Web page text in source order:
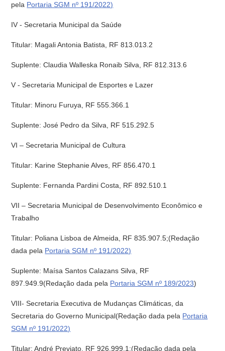
pela Portaria SGM nº 191/2022)
IV - Secretaria Municipal da Saúde
Titular: Magali Antonia Batista, RF 813.013.2
Suplente: Claudia Walleska Ronaib Silva, RF 812.313.6
V - Secretaria Municipal de Esportes e Lazer
Titular: Minoru Furuya, RF 555.366.1
Suplente: José Pedro da Silva, RF 515.292.5
VI – Secretaria Municipal de Cultura
Titular: Karine Stephanie Alves, RF 856.470.1
Suplente: Fernanda Pardini Costa, RF 892.510.1
VII – Secretaria Municipal de Desenvolvimento Econômico e
Trabalho
Titular: Poliana Lisboa de Almeida, RF 835.907.5;(Redação
dada pela Portaria SGM nº 191/2022)
Suplente: Maísa Santos Calazans Silva, RF
897.949.9(Redação dada pela Portaria SGM nº 189/2023)
VIII- Secretaria Executiva de Mudanças Climáticas, da
Secretaria do Governo Municipal(Redação dada pela Portaria
SGM nº 191/2022)
Titular: André Previato, RF 926.999.1;(Redação dada pela